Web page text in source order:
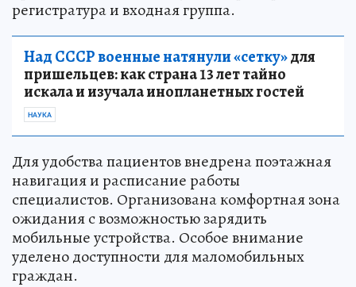
регистратура и входная группа.
Над СССР военные натянули «сетку»для
пришельцев: как страна 13 лет тайно
искала и изучала инопланетных гостей
НАУКА
Для удобства пациентов внедрена поэтажная
навигация и расписание работы
специалистов. Организована комфортная зона
ожидания с возможностью зарядить
мобильные устройства. Особое внимание
уделено доступности для маломобильных
граждан.